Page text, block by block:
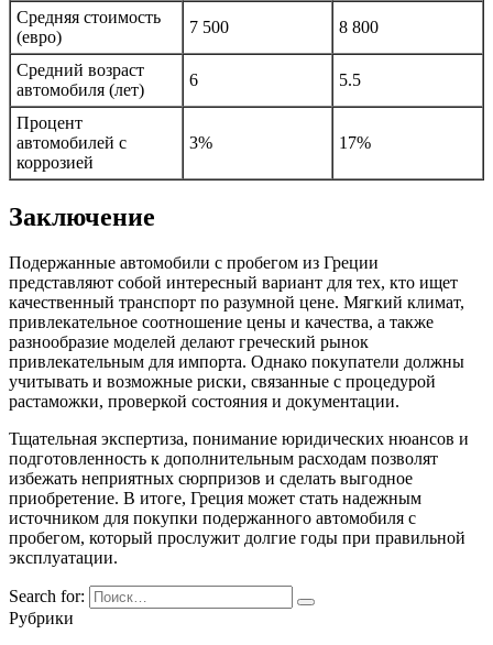
Средняя стоимость
(евро)
7 500 8 800
Средний возраст
автомобиля (лет)
6 5.5
Процент
автомобилей с
коррозией
3% 17%
Заключение
Подержанные автомобили с пробегом из Греции
представляют собой интересный вариант для тех, кто ищет
качественный транспорт по разумной цене. Мягкий климат,
привлекательное соотношение цены и качества, а также
разнообразие моделей делают греческий рынок
привлекательным для импорта. Однако покупатели должны
учитывать и возможные риски, связанные с процедурой
растаможки, проверкой состояния и документации.
Тщательная экспертиза, понимание юридических нюансов и
подготовленность к дополнительным расходам позволят
избежать неприятных сюрпризов и сделать выгодное
приобретение. В итоге, Греция может стать надежным
источником для покупки подержанного автомобиля с
пробегом, который прослужит долгие годы при правильной
эксплуатации.
Search for:
Рубрики